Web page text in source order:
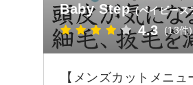
Baby Step (ベイビース
4.3 (13件)
【メンズカットメニ